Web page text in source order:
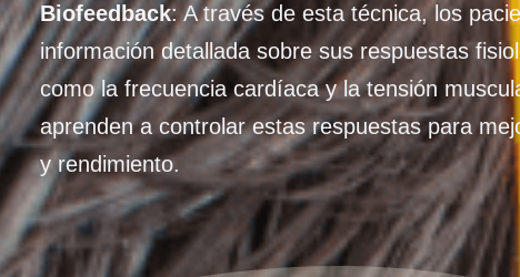
Biofeedback: A través de esta técnica, los
información detallada sobre sus respuestas
como la frecuencia cardíaca y la tensión
aprenden a controlar estas respuestas para
y rendimiento.